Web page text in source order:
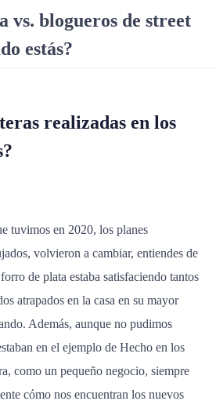
vs. blogueros de street
estás?
realizadas en los
tuvimos en 2020, los planes
volvieron a cambiar, entiendes de
de plata estaba satisfaciendo tantos
atrapados en la casa en su mayor
Además, aunque no pudimos
en el ejemplo de Hecho en los
como un pequeño negocio, siempre
cómo nos encuentran los nuevos